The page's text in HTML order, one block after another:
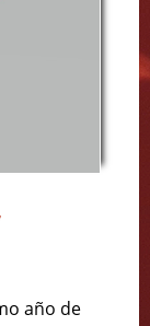
año de